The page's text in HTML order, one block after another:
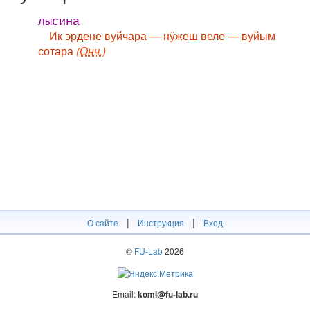
лысина
Ик эрдене вуйчара — нӱжеш веле — вуйым
сотара (Онч.)
О сайте | Инструкция | Вход
© FU-Lab2026
Email:komi@fu-lab.ru